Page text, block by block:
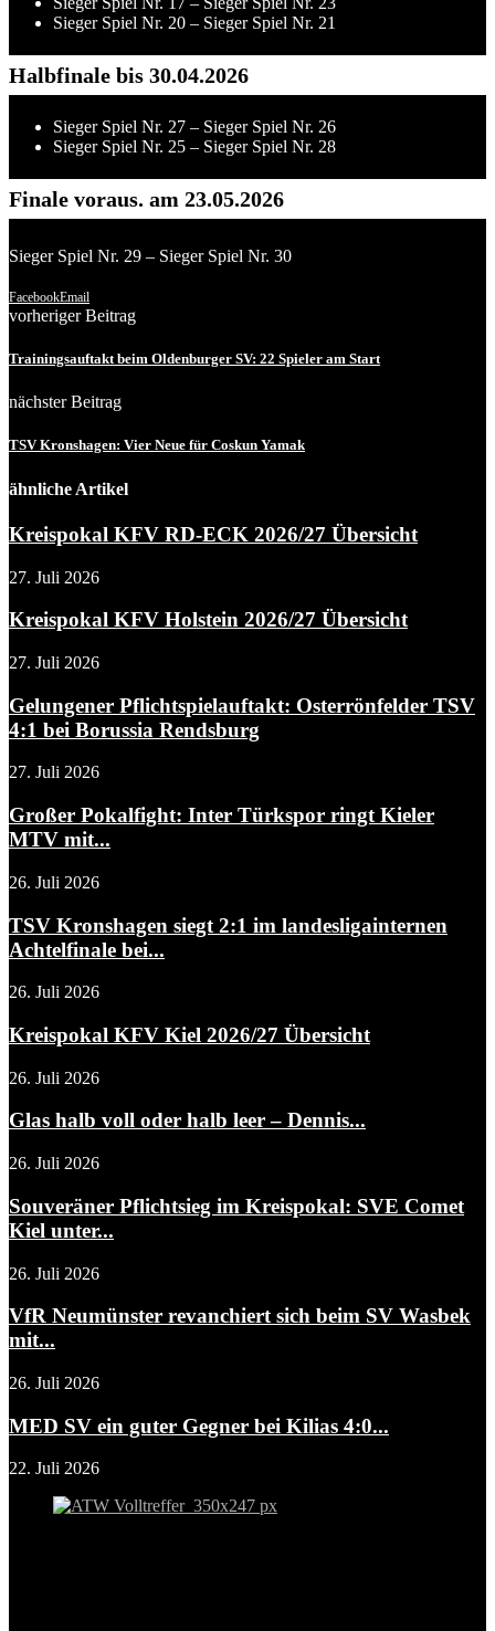
Sieger Spiel Nr. 20 – Sieger Spiel Nr. 21
Halbfinale bis 30.04.2026
Sieger Spiel Nr. 27 – Sieger Spiel Nr. 26
Sieger Spiel Nr. 25 – Sieger Spiel Nr. 28
Finale voraus. am 23.05.2026
Sieger Spiel Nr. 29 – Sieger Spiel Nr. 30
FacebookEmail
vorheriger Beitrag
Trainingsauftakt beim Oldenburger SV: 22 Spieler am Start
nächster Beitrag
TSV Kronshagen: Vier Neue für Coskun Yamak
ähnliche Artikel
Kreispokal KFV RD-ECK 2026/27 Übersicht
27. Juli 2026
Kreispokal KFV Holstein 2026/27 Übersicht
27. Juli 2026
Gelungener Pflichtspielauftakt: Osterrönfelder TSV
4:1 bei Borussia Rendsburg
27. Juli 2026
Großer Pokalfight: Inter Türkspor ringt Kieler
MTV mit...
26. Juli 2026
TSV Kronshagen siegt 2:1 im landesligainternen
Achtelfinale bei...
26. Juli 2026
Kreispokal KFV Kiel 2026/27 Übersicht
26. Juli 2026
Glas halb voll oder halb leer – Dennis...
26. Juli 2026
Souveräner Pflichtsieg im Kreispokal: SVE Comet
Kiel unter...
26. Juli 2026
VfR Neumünster revanchiert sich beim SV Wasbek
mit...
26. Juli 2026
MED SV ein guter Gegner bei Kilias 4:0...
22. Juli 2026